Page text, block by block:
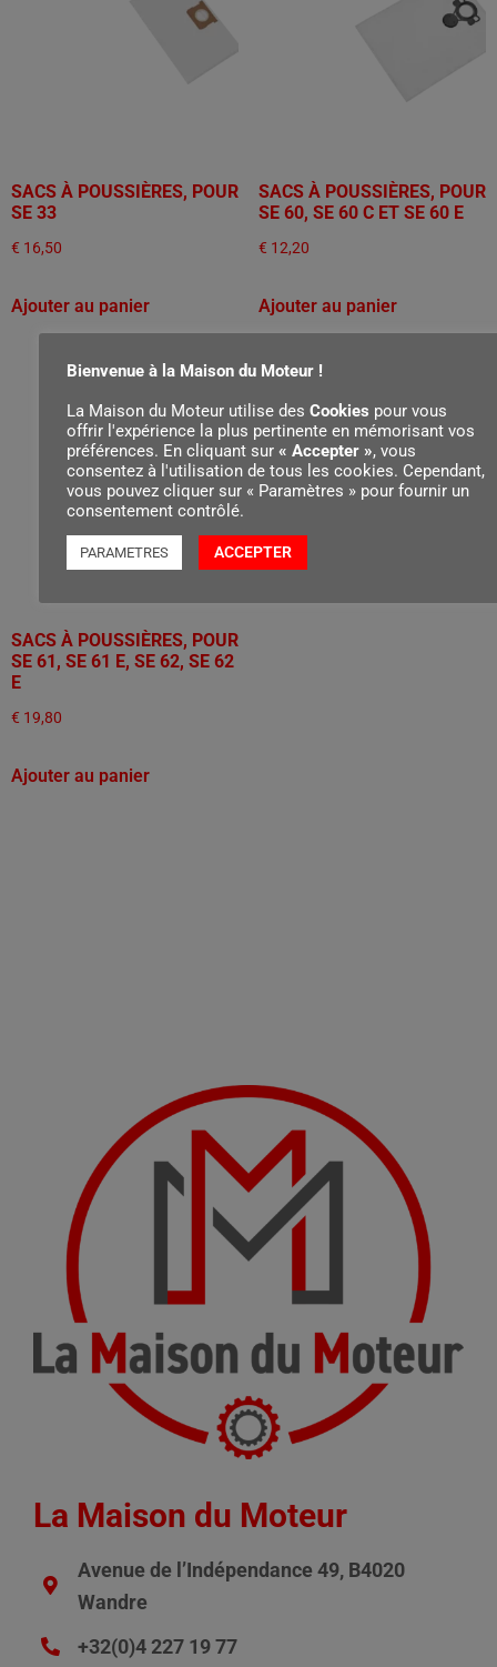
SACS À POUSSIÈRES, POUR
SE 33
€ 16,50
Ajouter au panier
SACS À POUSSIÈRES, POUR
SE 60, SE 60 C ET SE 60 E
€ 12,20
Ajouter au panier
SACS À POUSSIÈRES, POUR
SE 61, SE 61 E, SE 62, SE 62
E
€ 19,80
Ajouter au panier
La Maison du Moteur
Avenue de l’Indépendance 49, B4020
Wandre
+32(0)4 227 19 77
Bienvenue à la Maison du Moteur !
La Maison du Moteur utilise des Cookies pour vous
offrir l'expérience la plus pertinente en mémorisant vos
préférences. En cliquant sur « Accepter », vous
consentez à l'utilisation de tous les cookies. Cependant,
vous pouvez cliquer sur « Paramètres » pour fournir un
consentement contrôlé.
PARAMETRES ACCEPTER